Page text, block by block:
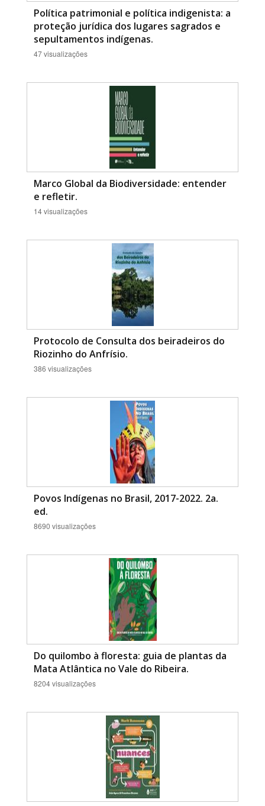
Política patrimonial e política indigenista: a
proteção jurídica dos lugares sagrados e
sepultamentos indígenas.
47 visualizações
Marco Global da Biodiversidade: entender
e refletir.
14 visualizações
Protocolo de Consulta dos beiradeiros do
Riozinho do Anfrísio.
386 visualizações
Povos Indígenas no Brasil, 2017-2022. 2a.
ed.
8690 visualizações
Do quilombo à floresta: guia de plantas da
Mata Atlântica no Vale do Ribeira.
8204 visualizações